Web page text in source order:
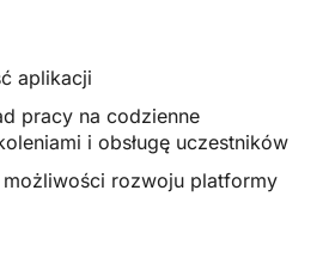
aplikacji
pracy na codzienne
i obsługę uczestników
możliwości rozwoju platformy